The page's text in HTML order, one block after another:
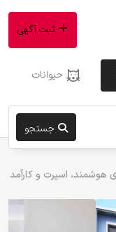
حیوانات
جستجو
ثبت آگهی
هوشمند، اسپرت و کارآمد